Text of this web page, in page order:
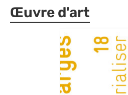
Œuvre d'art